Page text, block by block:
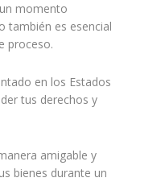
momento
también es esencial
proceso.
en los Estados
tus derechos y
amigable y
bienes durante un